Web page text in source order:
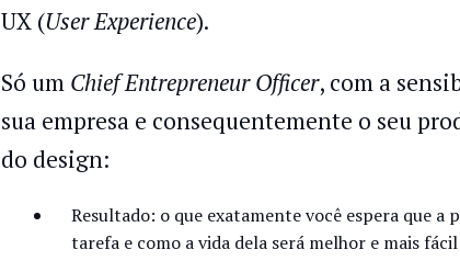
UX (User Experience).
Só um Chief Entrepreneur Officer, com a
sua empresa e consequentemente o seu
do design:
Resultado: o que exatamente você espera que a
tarefa e como a vida dela será melhor e mais